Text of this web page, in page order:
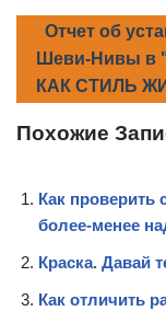
Отчет об
Шеви-Нивы в
КАК СТИЛЬ
Похожие
Как проверить
более-менее
Краска. Давай
Как отличить